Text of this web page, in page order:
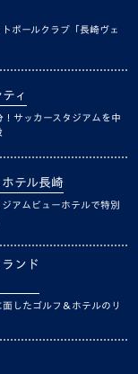
ボールクラブ「長崎ヴェ
ィ
サッカースタジアムを中
テル長崎
アムビューホテルで特別
ンド
したゴルフ＆ホテルのリ